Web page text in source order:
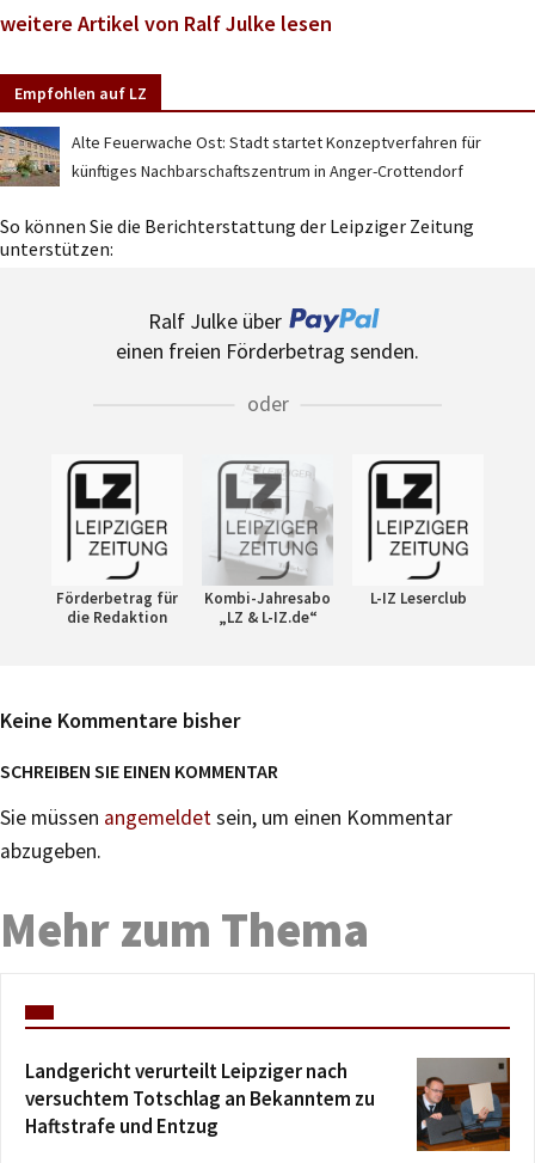
weitere Artikel von Ralf Julke lesen
Empfohlen auf LZ
Alte Feuerwache Ost: Stadt startet Konzeptverfahren für
künftiges Nachbarschaftszentrum in Anger-Crottendorf
So können Sie die Berichterstattung der Leipziger Zeitung
unterstützen:
Ralf Julke über
einen freien Förderbetrag senden.
oder
Förderbetrag für
die Redaktion
Kombi-Jahresabo
„LZ & L-IZ.de“
L-IZ Leserclub
Keine Kommentare bisher
SCHREIBEN SIE EINEN KOMMENTAR
Sie müssen angemeldetsein, um einen Kommentar
abzugeben.
Mehr zum Thema
Landgericht verurteilt Leipziger nach
versuchtem Totschlag an Bekanntem zu
Haftstrafe und Entzug